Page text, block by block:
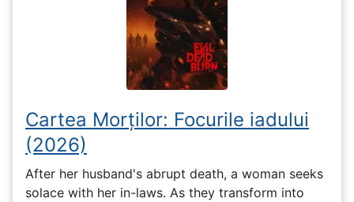
Cartea Morților: Focurile iadului
(2026)
After her husband's abrupt death, a woman seeks
solace with her in-laws. As they transform into